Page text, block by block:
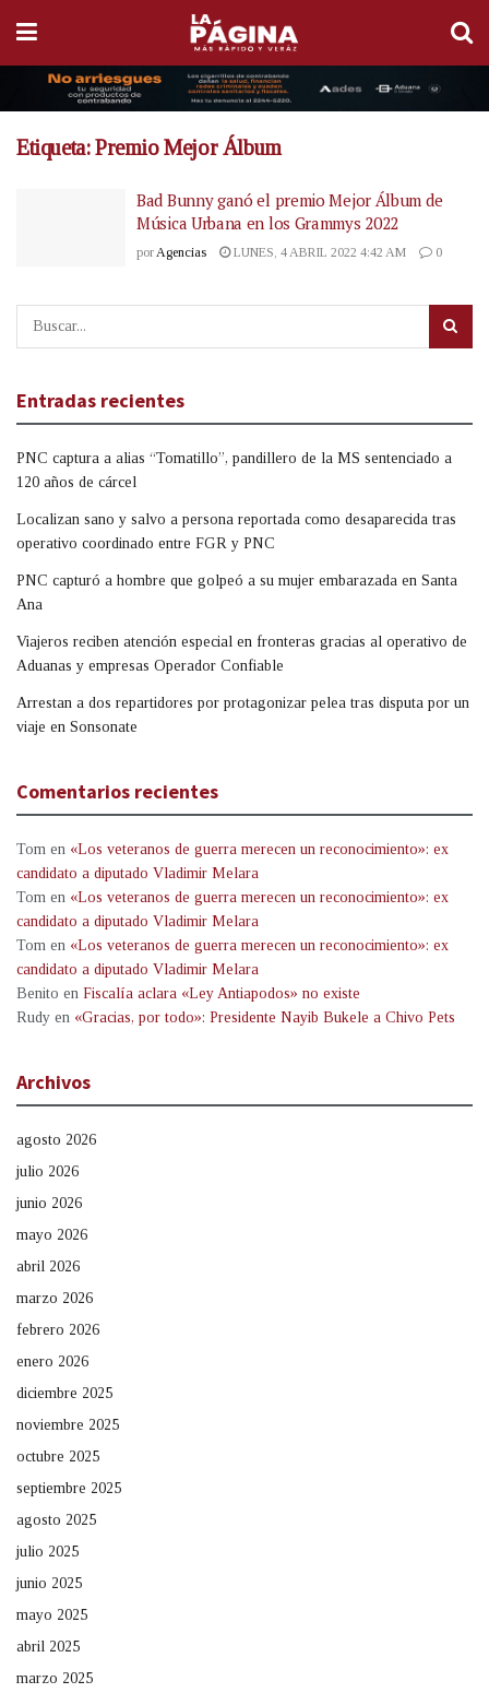
Etiqueta:Premio Mejor Álbum
Bad Bunny ganó el premio Mejor Álbum de
Música Urbana en los Grammys 2022
por Agencias LUNES, 4 ABRIL 2022 4:42 AM 0
Entradas recientes
PNC captura a alias “Tomatillo”, pandillero de la MS sentenciado a
120 años de cárcel
Localizan sano y salvo a persona reportada como desaparecida tras
operativo coordinado entre FGR y PNC
PNC capturó a hombre que golpeó a su mujer embarazada en Santa
Ana
Viajeros reciben atención especial en fronteras gracias al operativo de
Aduanas y empresas Operador Confiable
Arrestan a dos repartidores por protagonizar pelea tras disputa por un
viaje en Sonsonate
Comentarios recientes
Tom en «Los veteranos de guerra merecen un reconocimiento»: ex
candidato a diputado Vladimir Melara
Tom en «Los veteranos de guerra merecen un reconocimiento»: ex
candidato a diputado Vladimir Melara
Tom en «Los veteranos de guerra merecen un reconocimiento»: ex
candidato a diputado Vladimir Melara
Benito en Fiscalía aclara «Ley Antiapodos» no existe
Rudy en «Gracias, por todo»: Presidente Nayib Bukele a Chivo Pets
Archivos
agosto 2026
julio 2026
junio 2026
mayo 2026
abril 2026
marzo 2026
febrero 2026
enero 2026
diciembre 2025
noviembre 2025
octubre 2025
septiembre 2025
agosto 2025
julio 2025
junio 2025
mayo 2025
abril 2025
marzo 2025